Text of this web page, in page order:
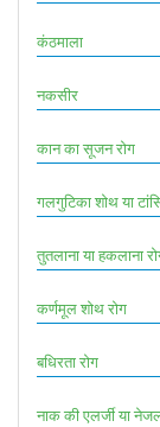
कंठमाला
नकसीर
कान का सूजन रोग
गलगुटिका शोथ या
तुतलाना या हकलाना
कर्णमूल शोथ रोग
बधिरता रोग
नाक की एलर्जी या